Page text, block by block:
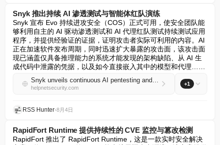
Snyk 推出持续 AI 渗透测试与智能体红队演练
Snyk 宣布 Evo 持续进攻安全（COS）正式可用，使安全团队能
够利用自主的 AI 驱动渗透测试和 AI 代理红队测试持续测试应用
程序，并提供经验证的证据，证明攻击者实际可利用的内容。AI
正在加速软件发布周期，同时迅速扩大暴露的攻击面，该攻击面
现已涵盖仅具备推理能力的系统才能发现的架构缺陷、从 AI 生
成代码中泄露的凭据，以及如今直接嵌入其中的模型和代理……
Snyk unveils continuous AI pentesting and agent red teaming
helpnetsecurity.com
+1
RSS Hunter•8月4日
RapidFort Runtime 提供持续性的 CVE 监控与篡改检测
RapidFort 推出了 RapidFort Runtime，这是一款实时安全解决